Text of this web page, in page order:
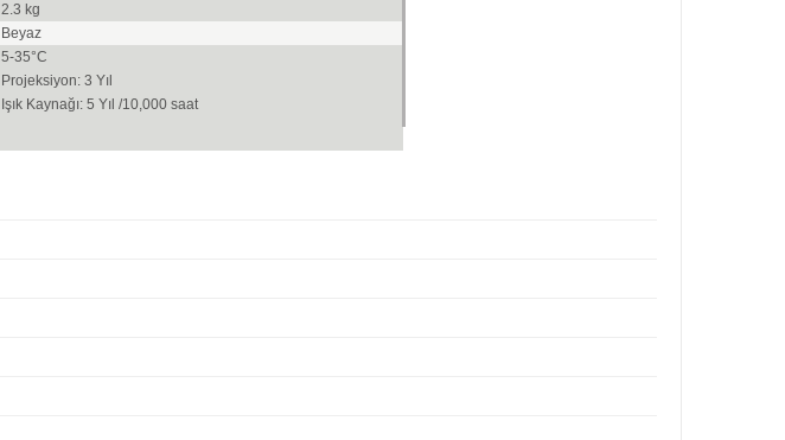
2.3 kg
Beyaz
5-35°C
Projeksiyon: 3 Yıl
Işık Kaynağı: 5 Yıl /10,000 saat